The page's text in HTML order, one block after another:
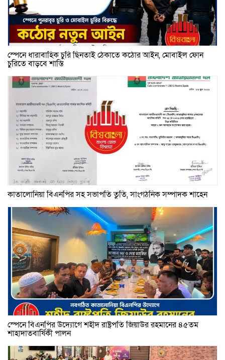
স্পেনে ধারাবাহিক চুরি ছিনতাই ঠেকাতে কঠোর আইন, মোবাইল ফোন
চুরিতে বাড়বে শাস্তি
কাতালোনিয়া বিএনপির সহ সভাপতি তুতি, সাংগঠনিক সম্পাদক শাহেন
স্পেনে বিএনপির উদ্যোগে শহীদ রাষ্ট্রপতি জিয়াউর রহমানের ৪৫তম
শাহাদাতবার্ষিকী পালন